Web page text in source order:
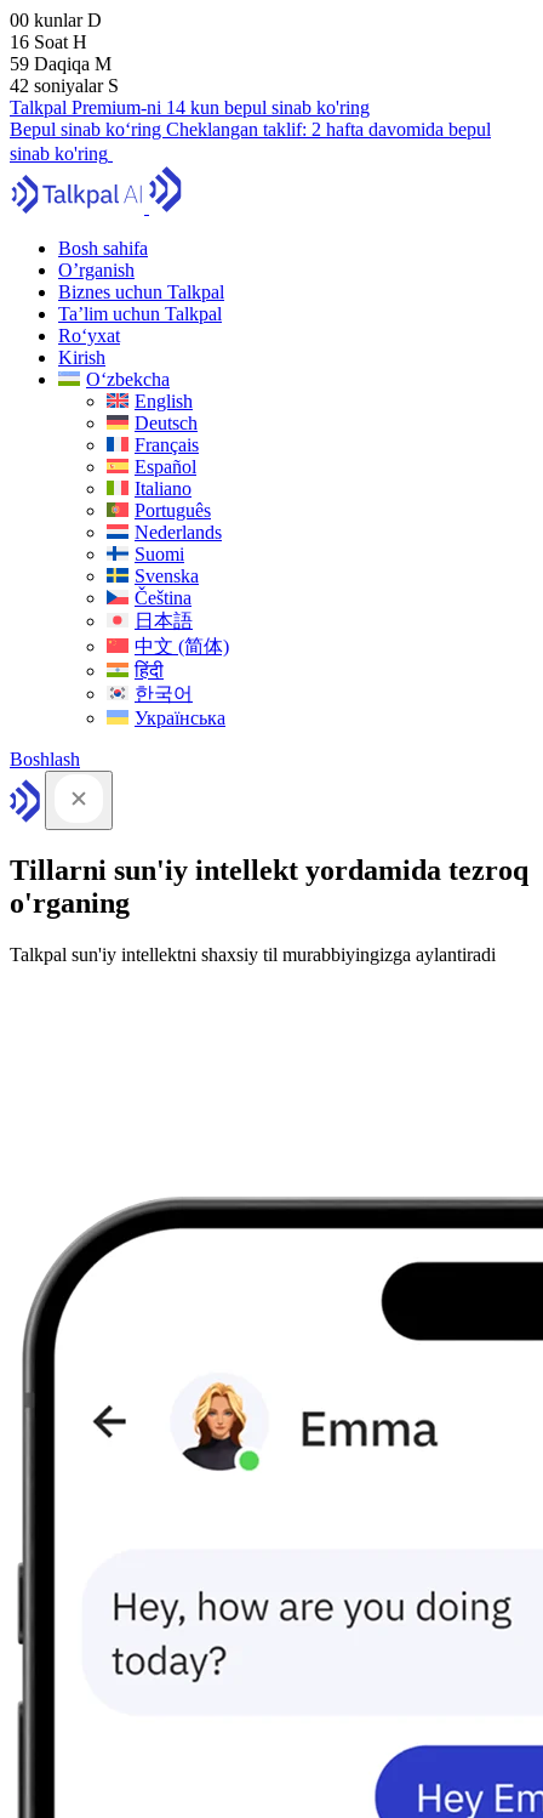
00 kunlarD
16 Soat H
59 Daqiqa M
41 soniyalar S
Talkpal Premium-ni 14 kun bepul sinab ko'ring
Bepul sinab ko‘ring Cheklangan taklif: 2 hafta davomida bepul
sinab ko'ring
Bosh sahifa
O’rganish
Biznes uchun Talkpal
Ta’lim uchun Talkpal
Ro‘yxat
Kirish
O‘zbekcha
English
Deutsch
Français
Español
Italiano
Português
Nederlands
Suomi
Svenska
Čeština
日本語
中文 (简体)
हिंदी
한국어
Українська
Boshlash
Tillarni sun'iy intellekt yordamida tezroq
o'rganing
Talkpal sun'iy intellektni shaxsiy til murabbiyingizga aylantiradi